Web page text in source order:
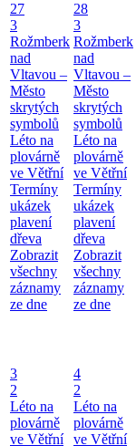
27
3
Rožmberk
nad
Vltavou –
Město
skrytých
symbolů
Léto na
plovárně
ve Větřní
Termíny
ukázek
plavení
dřeva
Zobrazit
všechny
záznamy
ze dne
28
3
Rožmberk
nad
Vltavou –
Město
skrytých
symbolů
Léto na
plovárně
ve Větřní
Termíny
ukázek
plavení
dřeva
Zobrazit
všechny
záznamy
ze dne
3
2
Léto na
plovárně
ve Větřní
4
2
Léto na
plovárně
ve Větřní